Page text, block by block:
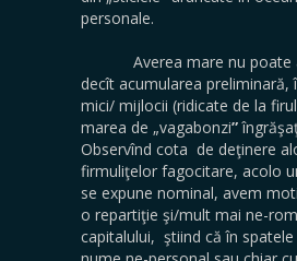
personale.
Averea mare nu poate
decît acumularea preliminară,
mici/ mijlocii (ridicate de la
marea de „vagabonzi”
Observînd cota de deţinere
firmuliţelor fagocitare, acolo
se expune nominal, avem
o repartiţie şi/mult mai ne-
capitalului, ştiind că în